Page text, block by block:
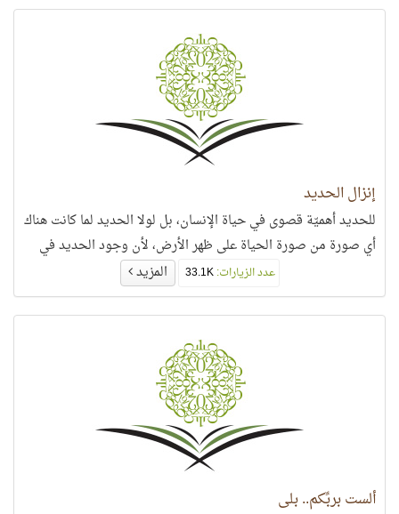
إنزال الحديد
للحديد أهميّة قصوى في حياة الإنسان، بل لولا الحديد لما كانت هناك
أي صورة من صورة الحياة على ظهر الأرض، لأن وجود الحديد في
عدد الزيارات:33.1K المزيد
ألست بربِّكم.. بلى